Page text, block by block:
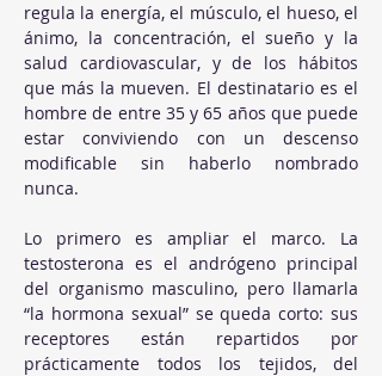
regula la energía, el músculo, el hueso, el
ánimo, la concentración, el sueño y la
salud cardiovascular, y de los hábitos
que más la mueven. El destinatario es el
hombre de entre 35 y 65 años que puede
estar conviviendo con un descenso
modificable sin haberlo nombrado
nunca.
Lo primero es ampliar el marco. La
testosterona es el andrógeno principal
del organismo masculino, pero llamarla
“la hormona sexual” se queda corto: sus
receptores están repartidos por
prácticamente todos los tejidos, del